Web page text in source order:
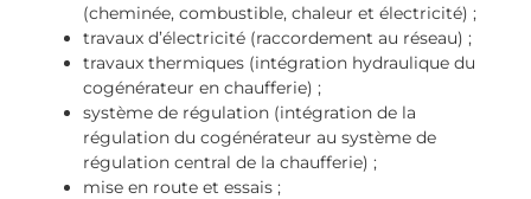
(cheminée, combustible, chaleur et électricité) ;
travaux d’électricité (raccordement au réseau) ;
travaux thermiques (intégration hydraulique du
cogénérateur en chaufferie) ;
système de régulation (intégration de la
régulation du cogénérateur au système de
régulation central de la chaufferie) ;
mise en route et essais ;